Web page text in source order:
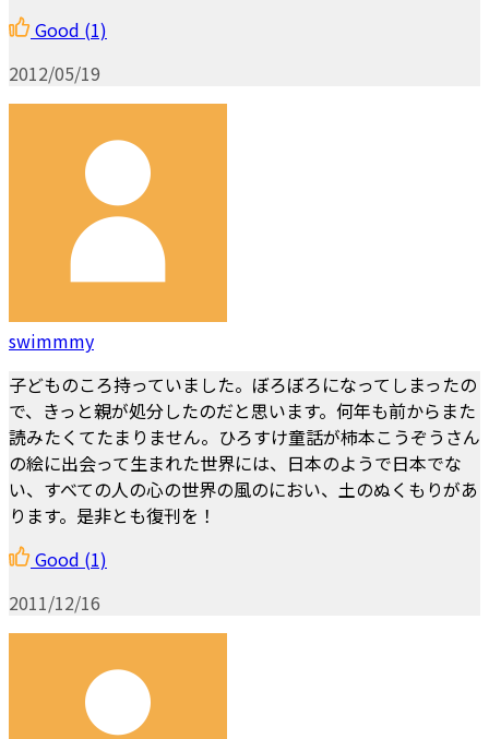
Good (1)
2012/05/19
swimmmy
子どものころ持っていました。ぼろぼろになってしまったの
で、きっと親が処分したのだと思います。何年も前からまた
読みたくてたまりません。ひろすけ童話が柿本こうぞうさん
の絵に出会って生まれた世界には、日本のようで日本でな
い、すべての人の心の世界の風のにおい、土のぬくもりがあ
ります。是非とも復刊を！
Good (1)
2011/12/16